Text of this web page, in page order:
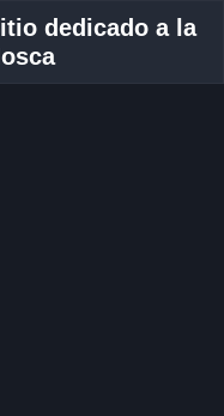
dedicado a la